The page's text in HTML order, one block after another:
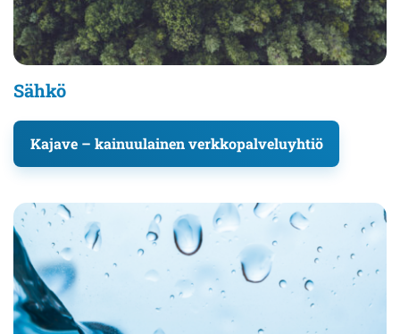
Sähkö
Kajave – kainuulainen verkkopalveluyhtiö